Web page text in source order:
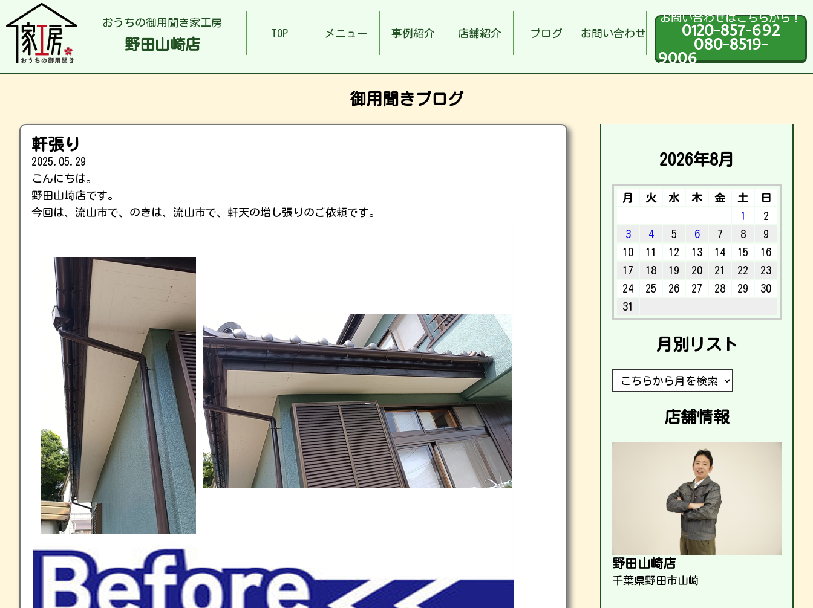
おうちの御用聞き家工房
野田山崎店
TOP メニュー 事例紹介 店舗紹介 ブログ お問い合わせ
お問い合わせはこちらから！
0120-857-692
080-8519-
9006
御用聞きブログ
軒張り
2025.05.29
こんにちは。
野田山崎店です。
今回は、流山市で、のきは、流山市で、軒天の増し張りのご依頼です。
2026年8月
月 火 水 木 金 土
日
1
2
3
4 5 6 7 8
9
10
11 12 13 14 15
16
17
18 19 20 21 22
23
24
25 26 27 28 29
30
31
月別リスト
店舗情報
野田山崎店
千葉県野田市山崎